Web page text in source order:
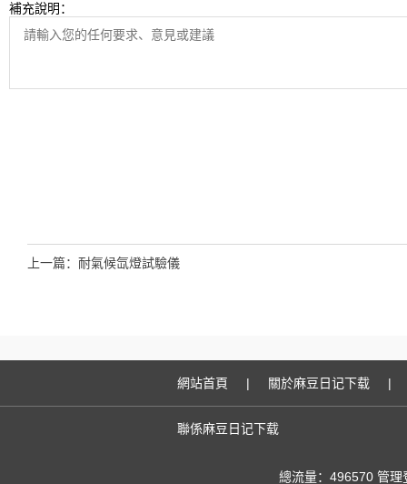
補充說明：
上一篇： 耐氣候氙燈試驗儀
網站首頁 | 關於麻豆日记下载 |
聯係麻豆日记下载
總流量：496570 管理